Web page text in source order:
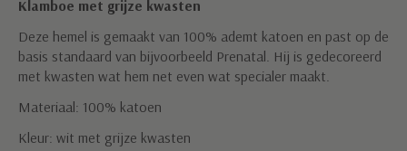
Klamboe met grijze kwasten
Deze hemel is gemaakt van 100% ademt katoen en past op de
basis standaard van bijvoorbeeld Prenatal. Hij is gedecoreerd
met kwasten wat hem net even wat specialer maakt.
Materiaal: 100% katoen
Kleur: wit met grijze kwasten